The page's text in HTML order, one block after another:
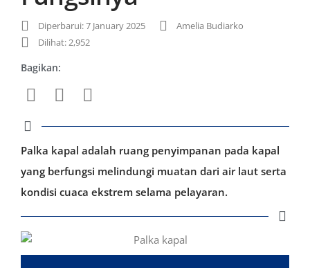
Diperbarui: 7 January 2025
Amelia Budiarko
Dilihat: 2,952
Bagikan:
Palka kapal adalah ruang penyimpanan pada kapal
yang berfungsi melindungi muatan dari air laut serta
kondisi cuaca ekstrem selama pelayaran.